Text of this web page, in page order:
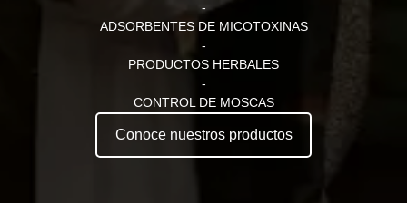
-
ADSORBENTES DE MICOTOXINAS
-
PRODUCTOS HERBALES
-
CONTROL DE MOSCAS
Conoce nuestros productos